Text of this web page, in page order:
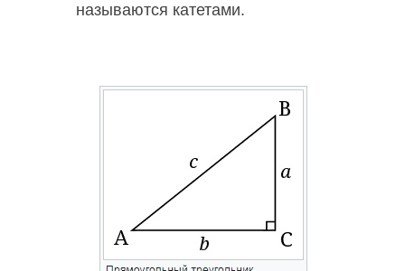
называются катетами.